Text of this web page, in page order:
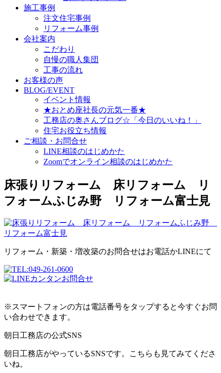
施工事例
注文住宅事例
リフォーム事例
会社案内
こだわり
自慢の職人集団
工事の流れ
お客様の声
BLOG/EVENT
イベント情報
★おとめ座社長の元気一番★
工務店の奥さんブログ☆「今日のいいね！」
住宅お役立ち情報
ご相談・お問合せ
LINE相談のはじめかた
Zoomでオンライン相談のはじめかた
床張りリフォーム 床リフォーム リ
フォームふじみ野 リフォーム富士見
リフォーム・新築・増改築のお問合せはお電話かLINEにて
※スマートフォンの方は電話番号をタップすると今すぐお問
い合わせできます。
朝日工務店の公式SNS
朝日工務店がやっているSNSです。こちらも見てみてくださ
いね。